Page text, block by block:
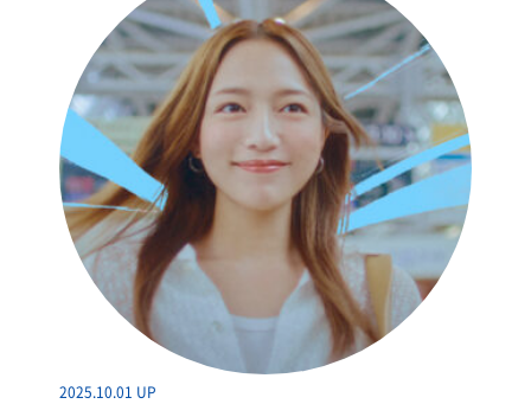
2025.10.01 UP